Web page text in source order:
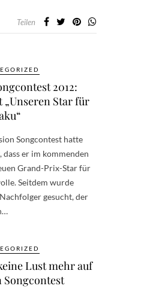
Teilen
2012:
„Unseren Star für
Songcontest hatte
dass er im kommenden
Grand-Prix-Star für
Seitdem wurde
gesucht, der
Lust mehr auf
Songcontest